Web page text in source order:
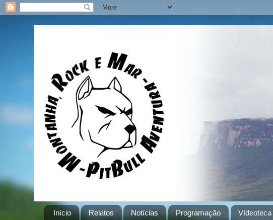
Início Relatos Notícias Programação Vídeoteca